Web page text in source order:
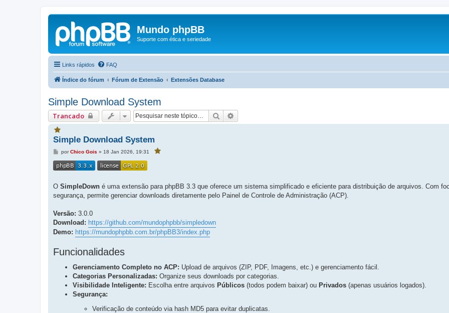
Mundo phpBB
Suporte com ética e seriedade
Links rápidos FAQ
Índice do fórum Fórum de Extensão Extensões Database
Simple Download System
Trancado Pesquisar
V
o
ê
f
a
r
i
o
u
e
s
p
Simple Download System
M
n
s
e
m
porChico Gois » 18 Jan 2026, 19:31
V
o
i
s
t
a
p
e
m
O SimpleDown é uma extensão para phpBB 3.3 que oferece um sistema simplificado e eficiente para distribuição de arquivos. Com
segurança, permite gerenciar downloads diretamente pelo Painel de Controle de Administração (ACP).
Versão: 3.0.0
Download: https://github.com/mundophpbb/simpledown
Demo: https://mundophpbb.com.br/phpBB3/index.php
Funcionalidades
Gerenciamento Completo no ACP: Upload de arquivos (ZIP, PDF, Imagens, etc.) e gerenciamento fácil.
Categorias Personalizadas: Organize seus downloads por categorias.
Visibilidade Inteligente: Escolha entre arquivos Públicos (todos podem baixar) ou Privados (apenas usuários logados).
Segurança:
Verificação de conteúdo via hash MD5 para evitar duplicatas.